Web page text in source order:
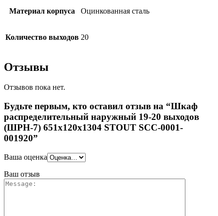
Материал корпуса Оцинкованная сталь
Количество выходов 20
Отзывы
Отзывов пока нет.
Будьте первым, кто оставил отзыв на “Шкаф
распределительный наружный 19-20 выходов
(ШРН-7) 651х120х1304 STOUT SCC-0001-
001920”
Ваша оценка
Ваш отзыв